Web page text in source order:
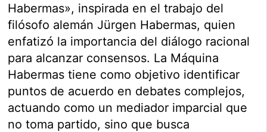
Habermas», inspirada en el trabajo del
filósofo alemán Jürgen Habermas, quien
enfatizó la importancia del diálogo racional
para alcanzar consensos. La Máquina
Habermas tiene como objetivo identificar
puntos de acuerdo en debates complejos,
actuando como un mediador imparcial que
no toma partido, sino que busca